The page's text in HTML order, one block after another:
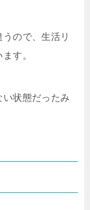
ので、生活リ
す。
状態だったみ